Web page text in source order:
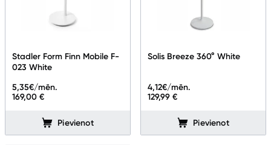
Stadler Form Finn Mobile F-
023 White
169,00 €
5,35€/mēn.
Pievienot
Solis Breeze 360° White
129,99 €
4,12€/mēn.
Pievienot